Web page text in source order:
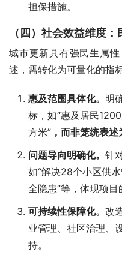
担保措施。
（四）社会效益维度
城市更新具有强民生属性
述，需转化为可量化的指
惠及范围具体化。 明
标，如“惠及居民
方米” ，而非笼统表述
问题导向明确化。 针
如“解决28个小区供
全隐患”等，体现项目
可持续性保障化。 改
业管理、社区治理、
持。